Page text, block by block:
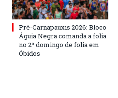
Pré-Carnapauxis 2026: Bloco
Águia Negra comanda a folia
no 2º domingo de folia em
Óbidos